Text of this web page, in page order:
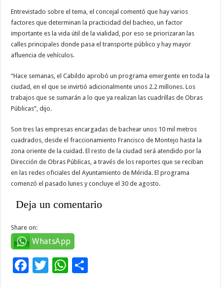
Entrevistado sobre el tema, el concejal comentó que hay varios
factores que determinan la practicidad del bacheo, un factor
importante es la vida útil de la vialidad, por eso se priorizaran las
calles principales donde pasa el transporte público y hay mayor
afluencia de vehículos.
“Hace semanas, el Cabildo aprobó un programa emergente en toda la
ciudad, en el que se invirtió adicionalmente unos 2.2 millones. Los
trabajos que se sumarán a lo que ya realizan las cuadrillas de Obras
Públicas”, dijo.
Son tres las empresas encargadas de bachear unos 10 mil metros
cuadrados, desde el fraccionamiento Francisco de Montejo hasta la
zona oriente de la cuidad. El resto de la ciudad será atendido por la
Dirección de Obras Públicas, a través de los reportes que se reciban
en las redes oficiales del Ayuntamiento de Mérida. El programa
comenzó el pasado lunes y concluye el 30 de agosto.
Deja un comentario
Share on:
WhatsApp
F
T
W